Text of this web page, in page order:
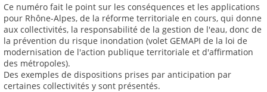
Ce numéro fait le point sur les conséquences et les applications
pour Rhône-Alpes, de la réforme territoriale en cours, qui donne
aux collectivités, la responsabilité de la gestion de l'eau, donc de
la prévention du risque inondation (volet GEMAPI de la loi de
modernisation de l'action publique territoriale et d'affirmation
des métropoles).
Des exemples de dispositions prises par anticipation par
certaines collectivités y sont présentés.